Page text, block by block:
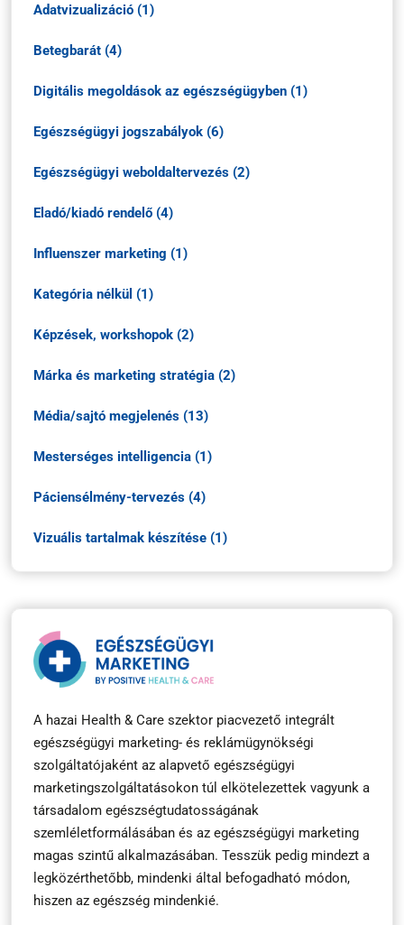
Adatvizualizáció (1)
Betegbarát (4)
Digitális megoldások az egészségügyben (1)
Egészségügyi jogszabályok (6)
Egészségügyi weboldaltervezés (2)
Eladó/kiadó rendelő (4)
Influenszer marketing (1)
Kategória nélkül (1)
Képzések, workshopok (2)
Márka és marketing stratégia (2)
Média/sajtó megjelenés (13)
Mesterséges intelligencia (1)
Páciensélmény-tervezés (4)
Vizuális tartalmak készítése (1)
A hazai Health & Care szektor piacvezető integrált
egészségügyi marketing- és reklámügynökségi
szolgáltatójaként az alapvető egészségügyi
marketingszolgáltatásokon túl elkötelezettek vagyunk a
társadalom egészségtudatosságának
szemléletformálásában és az egészségügyi marketing
magas szintű alkalmazásában. Tesszük pedig mindezt a
legközérthetőbb, mindenki által befogadható módon,
hiszen az egészség mindenkié.